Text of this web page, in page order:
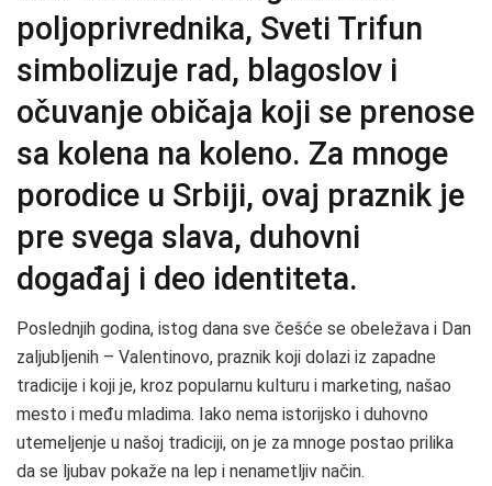
poljoprivrednika, Sveti Trifun
simbolizuje rad, blagoslov i
očuvanje običaja koji se prenose
sa kolena na koleno. Za mnoge
porodice u Srbiji, ovaj praznik je
pre svega slava, duhovni
događaj i deo identiteta.
Poslednjih godina, istog dana sve češće se obeležava i Dan
zaljubljenih – Valentinovo, praznik koji dolazi iz zapadne
tradicije i koji je, kroz popularnu kulturu i marketing, našao
mesto i među mladima. Iako nema istorijsko i duhovno
utemeljenje u našoj tradiciji, on je za mnoge postao prilika
da se ljubav pokaže na lep i nenametljiv način.